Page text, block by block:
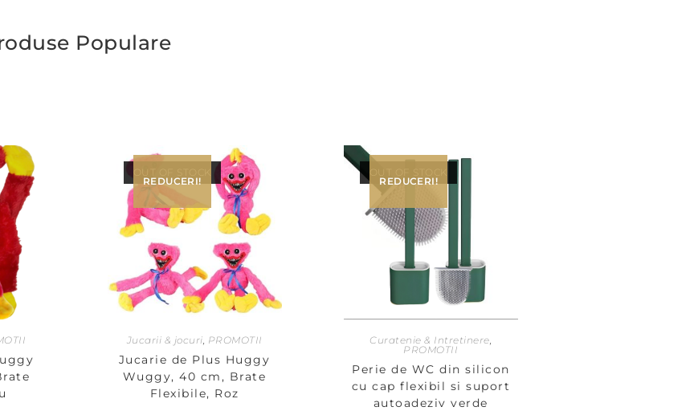
Populare
REDUCERI!
Jucarii & jocuri PROMOTII
Jucarie de Plus Huggy
Wuggy, 40 cm, Brate
Flexibile, Roz
REDUCERI!
Curatenie & Intretinere
PROMOTII
Perie de WC din silicon
cu cap flexibil si suport
autoadeziv verde